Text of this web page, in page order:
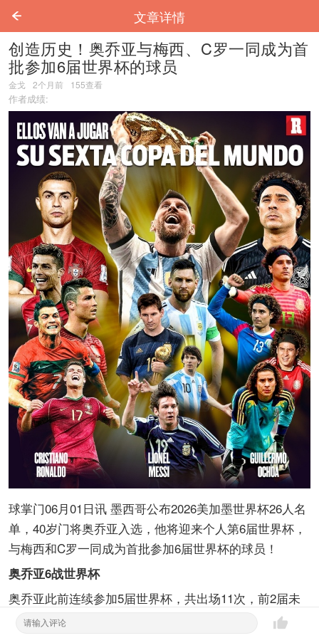
文章详情
创造历史！奥乔亚与梅西、C罗一同成为首
批参加6届世界杯的球员
金戈 2个月前 155查看
作者成绩:
球掌门06月01日讯 墨西哥公布2026美加墨世界杯26人名
单，40岁门将奥乔亚入选，他将迎来个人第6届世界杯，
与梅西和C罗一同成为首批参加6届世界杯的球员！
奥乔亚6战世界杯
奥乔亚此前连续参加5届世界杯，共出场11次，前2届未
出场，后3届11场比赛全部打满全场，11场丢12球4场零